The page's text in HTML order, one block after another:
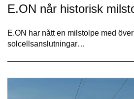
E.ON når historisk
E.ON har nått en milstolpe med
solcellsanslutningar…